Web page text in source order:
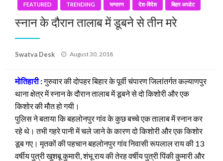
FEATURED TRENDING चम्पारण देश-विदेश बिहार अपडेट
स्नान के दौरान तालाब में डूबने से तीन मरे
Swatva Desk
Posted
August 30, 2018
मोतिहारी :गुरुवार की दोपहर बिहार के पूर्वी चंपारण जिलांतर्गत कल्याणपुर
थाना क्षेत्र में स्नान के दौरान तालाब में डूबने से दो किशोरी और एक
किशोर की मौत हो गयी।
पुलिस ने बताया कि बहलोनपुर गांव के कुछ बच्चे एक तालाब में स्नान कर
रहे थे। तभी गहरे पानी में चले जाने के कारण दो किशोरी और एक किशोर
डूब गए। मृतकों की पहचान बहलोनपुर गांव निवासी रूपलाल राय की 13
वर्षीय पुत्री खुशबू कुमारी, शंभू राय की तेरह वर्षीय पुत्री पिंकी कुमारी और